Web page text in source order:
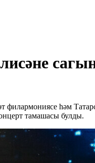
филармониясе һәм
тамашасы булды.